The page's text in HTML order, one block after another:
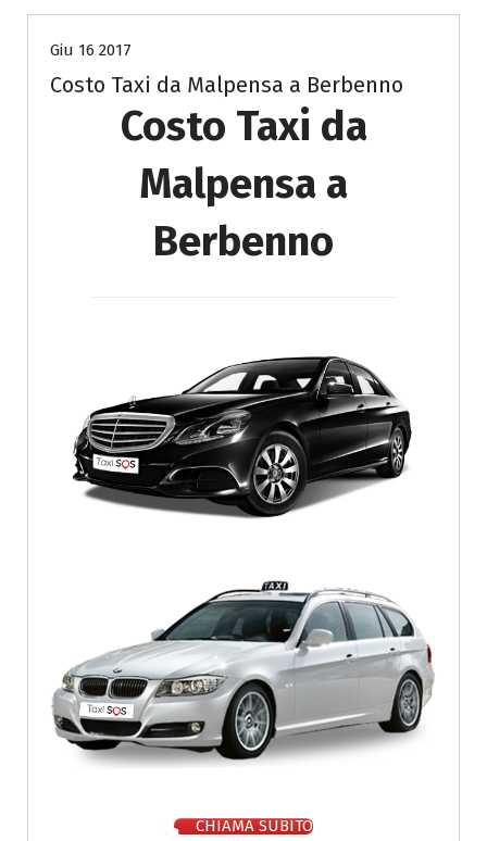
Giu 16 2017
Costo Taxi da Malpensa a Berbenno
Costo Taxi da
Malpensa a
Berbenno
CHIAMA SUBITO